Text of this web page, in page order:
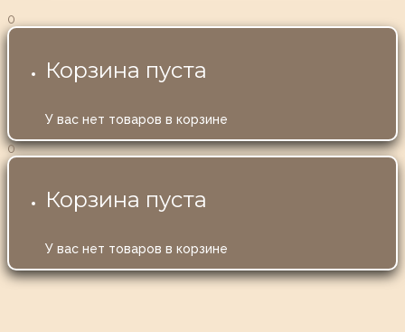
0
Корзина пуста
У вас нет товаров в корзине
0
Корзина пуста
У вас нет товаров в корзине